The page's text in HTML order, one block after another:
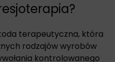
terapeutyczna, która
rodzajów wyrobów
kontrolowanego